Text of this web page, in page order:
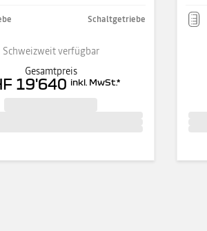
Schaltgetriebe
Schweizweit verfügbar
Gesamtpreis
19'640 inkl. MwSt.*